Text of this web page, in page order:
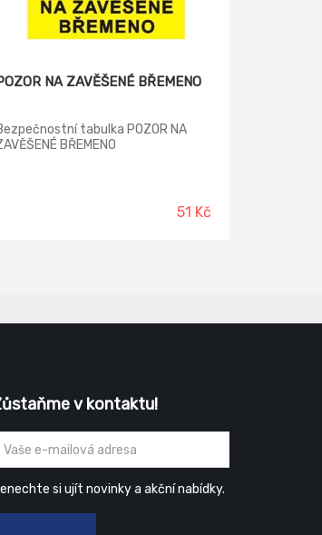
NA ZAVĚŠENÉ BŘEMENO
tabulka POZOR NA
BŘEMENO
51 Kč
v kontaktu!
si ujít novinky a akční nabídky.